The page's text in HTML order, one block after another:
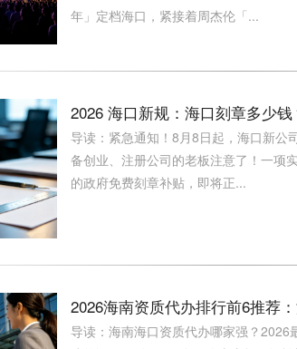
年」定档海口，紧接着周杰伦「...
2026 海口新规：海口刻章多少
导读：紧急通知！8月8日起，海口新公
备创业、注册公司的老板注意了！一项
的政府免费刻章补贴，即将正...
2026海南资质代办排行前6推荐
导读：海南海口资质代办哪家强？2026